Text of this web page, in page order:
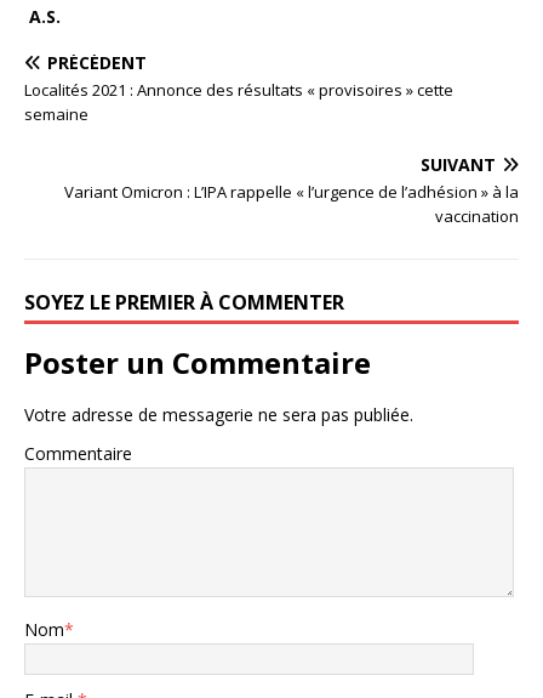
A.S.
PRÉCÉDENT
Localités 2021 : Annonce des résultats « provisoires » cette
semaine
SUIVANT
Variant Omicron : L’IPA rappelle « l’urgence de l’adhésion » à la
vaccination
SOYEZ LE PREMIER À COMMENTER
Poster un Commentaire
Votre adresse de messagerie ne sera pas publiée.
Commentaire
Nom*